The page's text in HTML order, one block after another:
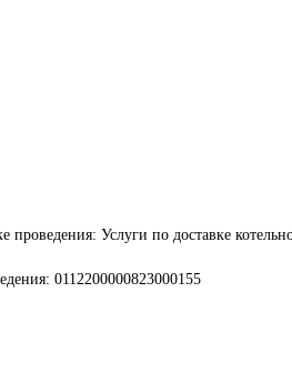
проведения: Услуги по доставке
0112200000823000155